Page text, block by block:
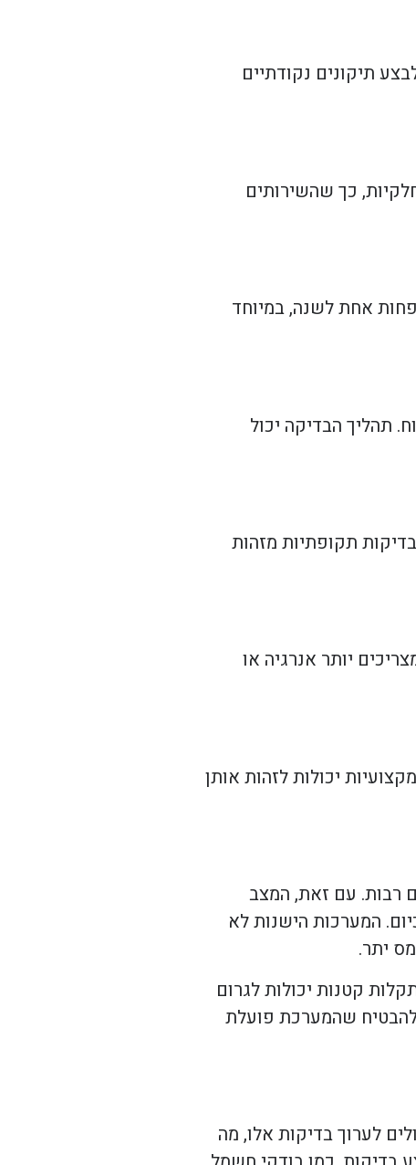
תיקונים נקודתיים
כך שהשירותים
אחת לשנה, במיוחד
תהליך הבדיקה יכול
תקופתיות מזהות
יותר אנרגיה או
יכולות לזהות אותן
רבות. עם זאת, המצב
המערכות הישנות לא
יתר.
קטנות יכולות לגרום
להבטיח שהמערכת פועלת
לערוך בדיקות אלו, מה